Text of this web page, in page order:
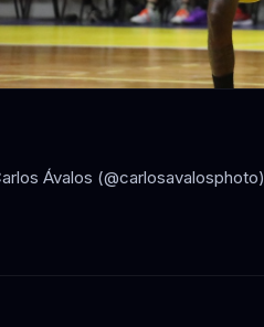
Ávalos (@carlosavalosphoto)